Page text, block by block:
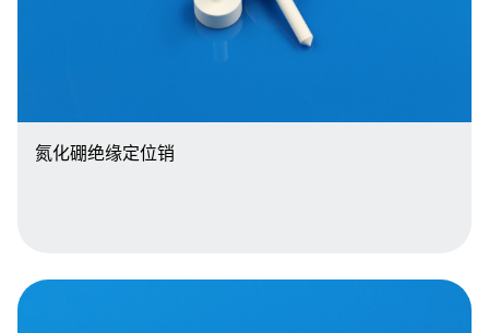
氮化硼绝缘定位销